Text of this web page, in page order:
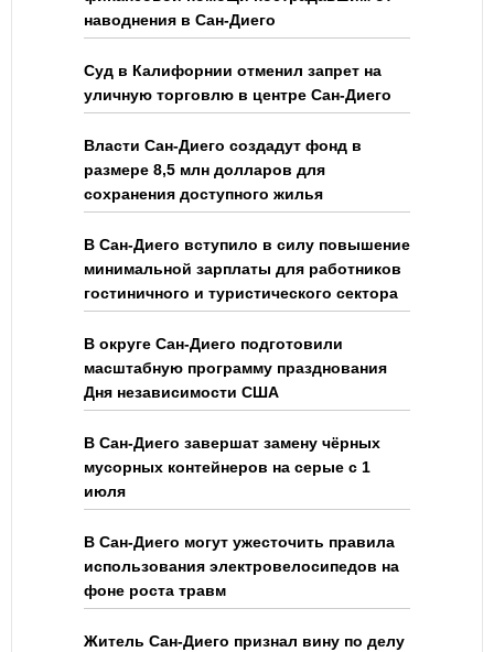
наводнения в Сан-Диего
Суд в Калифорнии отменил запрет на
уличную торговлю в центре Сан-Диего
Власти Сан-Диего создадут фонд в
размере 8,5 млн долларов для
сохранения доступного жилья
В Сан-Диего вступило в силу повышение
минимальной зарплаты для работников
гостиничного и туристического сектора
В округе Сан-Диего подготовили
масштабную программу празднования
Дня независимости США
В Сан-Диего завершат замену чёрных
мусорных контейнеров на серые с 1
июля
В Сан-Диего могут ужесточить правила
использования электровелосипедов на
фоне роста травм
Житель Сан-Диего признал вину по делу